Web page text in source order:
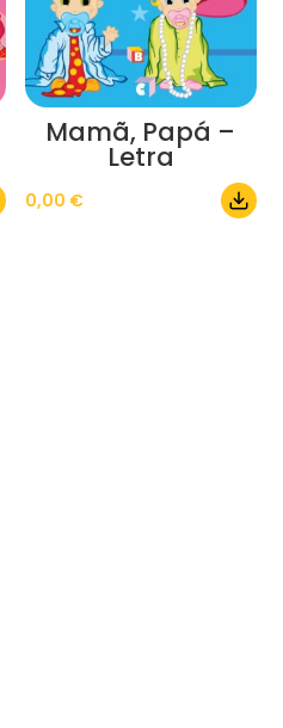
Mamã, Papá –
Letra
0,00 €